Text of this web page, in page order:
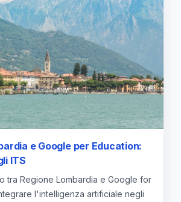
e Google per Education:
ITS
tra Regione Lombardia e Google for
l'intelligenza artificiale negli